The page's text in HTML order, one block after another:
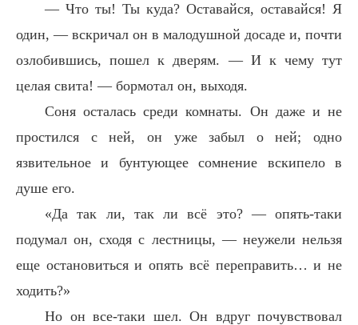
— Что ты! Ты куда? Оставайся, оставайся! Я
один, — вскричал он в малодушной досаде и, почти
озлобившись, пошел к дверям. — И к чему тут
целая свита! — бормотал он, выходя.
Соня осталась среди комнаты. Он даже и не
простился с ней, он уже забыл о ней; одно
язвительное и бунтующее сомнение вскипело в
душе его.
«Да так ли, так ли всё это? — опять-таки
подумал он, сходя с лестницы, — неужели нельзя
еще остановиться и опять всё переправить… и не
ходить?»
Но он все-таки шел. Он вдруг почувствовал